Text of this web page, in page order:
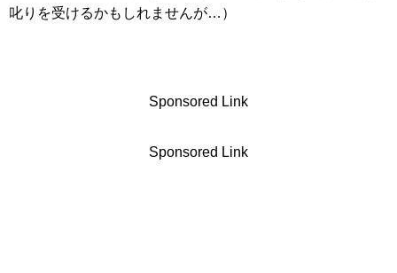
叱りを受けるかもしれませんが…）
Sponsored Link
Sponsored Link